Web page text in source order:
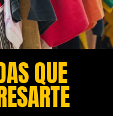
QUE